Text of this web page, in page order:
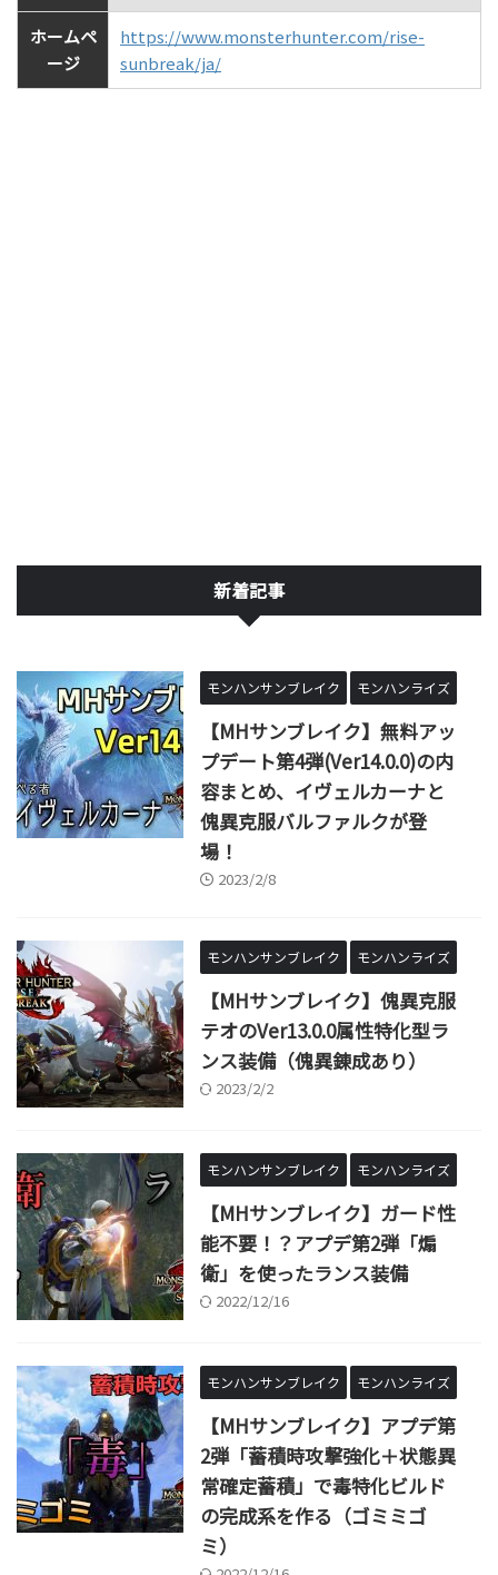
ホームペ
ージ
https://www.monsterhunter.com/rise-
sunbreak/ja/
新着記事
モンハンサンブレイク モンハンライズ
【MHサンブレイク】無料アッ
プデート第4弾(Ver14.0.0)の内
容まとめ、イヴェルカーナと
傀異克服バルファルクが登
場！
2023/2/8
モンハンサンブレイク モンハンライズ
【MHサンブレイク】傀異克服
テオのVer13.0.0属性特化型ラ
ンス装備（傀異錬成あり）
2023/2/2
モンハンサンブレイク モンハンライズ
【MHサンブレイク】ガード性
能不要！？アプデ第2弾「煽
衛」を使ったランス装備
2022/12/16
モンハンサンブレイク モンハンライズ
【MHサンブレイク】アプデ第
2弾「蓄積時攻撃強化＋状態異
常確定蓄積」で毒特化ビルド
の完成系を作る（ゴミミゴ
ミ）